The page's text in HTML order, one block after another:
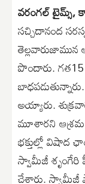
వరంగల్ టైమ్స్,
సచ్చిదానంద
పొందారు.
అయ్యారు.
మూశారని
భక్తుల్లో విషాద
స్వామీజీ
చేశారు.